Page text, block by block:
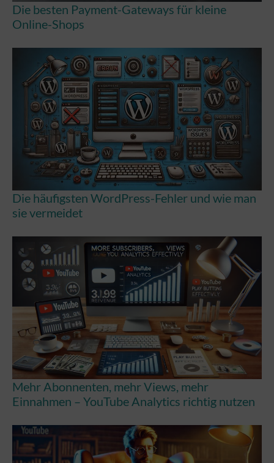
Die besten Payment-Gateways für kleine
Online-Shops
Die häufigsten WordPress-Fehler und wie man
sie vermeidet
Mehr Abonnenten, mehr Views, mehr
Einnahmen – YouTube Analytics richtig nutzen